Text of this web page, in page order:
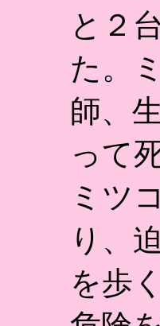
と２
た。
師、
って
ミツ
り、
を歩